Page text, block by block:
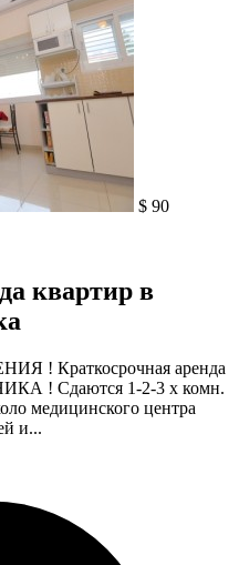
$ 90
квартир в
Краткосрочная аренда
! Сдаются 1-2-3 х комн.
медицинского центра
и...